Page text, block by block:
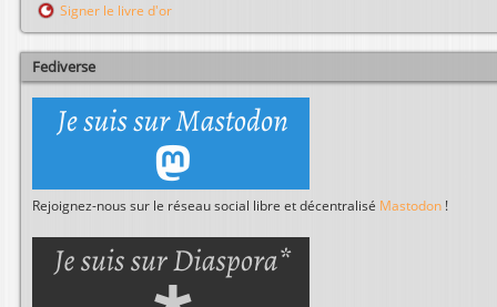
h
r
Signer le livre d'or
Fediverse
Rejoignez-nous sur le réseau social libre et décentralisé Mastodon !